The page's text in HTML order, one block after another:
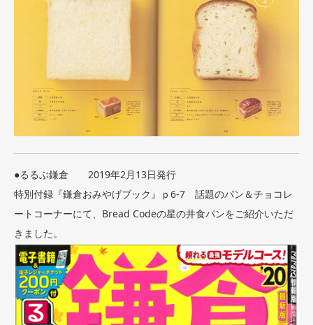
●るるぶ鎌倉 2019年2月13日発行
特別付録『鎌倉おみやげブック』ｐ6-7 話題のパン＆チョコレ
ートコーナーにて、Bread Codeの星の井食パンをご紹介いただ
きました。